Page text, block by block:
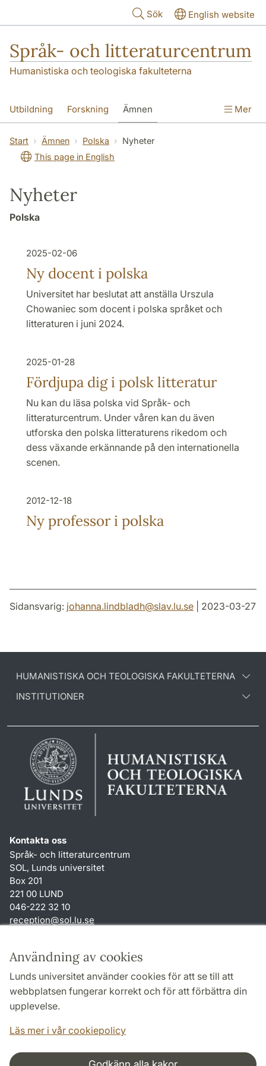
Användning av cookies
Lunds universitet använder cookies för att se till att
webbplatsen fungerar korrekt och för att förbättra din
upplevelse.
Läs mer i vår cookiepolicy
Sök English website
Språk- och litteraturcentrum
Humanistiska och teologiska fakulteterna
Utbildning Forskning Ämnen
SOL-husen Kontakt Institutionen
översättning till svenska
Mer
Start Ämnen Polska
Nyheter
This page in English
Nyheter
Polska
2025-02-06
Ny docent i polska
Universitet har beslutat att anställa Urszula
Chowaniec som docent i polska språket och
litteraturen i juni 2024.
2025-01-28
Fördjupa dig i polsk litteratur
Nu kan du läsa polska vid Språk- och
litteraturcentrum. Under våren kan du även
utforska den polska litteraturens rikedom och
dess växande erkännande på den internationella
scenen.
2012-12-18
Ny professor i polska
Sidansvarig: johanna.lindbladh@slav.lu.se | 2023-03-27
HUMANISTISKA OCH TEOLOGISKA FAKULTETERNA
INSTITUTIONER
Kontakta oss
Språk- och litteraturcentrum
SOL, Lunds universitet
Box 201
221 00 LUND
046-222 32 10
reception@sol.lu.se
Genvägar
Om webbplatsen och cookies
Behandling av personuppgifter
Tillgänglighetsredogörelse